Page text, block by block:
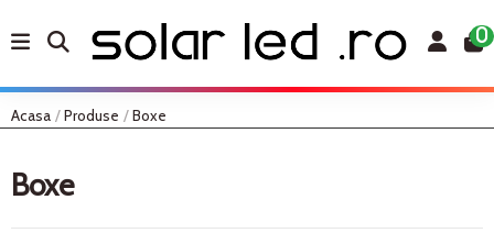
0
Acasa Produse Boxe
Boxe